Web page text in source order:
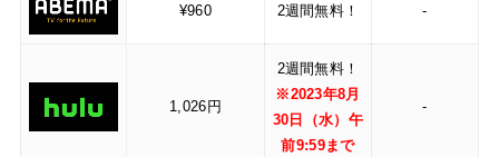
¥960 2週間無料！ -
1,026円
2週間無料！
※2023年8月
30日（水）午
前9:59まで
-